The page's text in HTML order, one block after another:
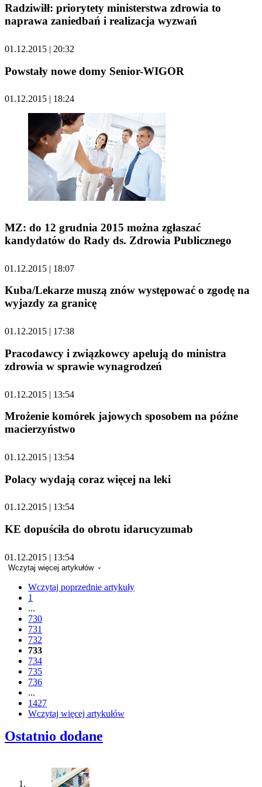
Radziwiłł: priorytety ministerstwa zdrowia to
naprawa zaniedbań i realizacja wyzwań
01.12.2015 | 20:32
Powstały nowe domy Senior-WIGOR
01.12.2015 | 18:24
MZ: do 12 grudnia 2015 można zgłaszać
kandydatów do Rady ds. Zdrowia Publicznego
01.12.2015 | 18:07
Kuba/Lekarze muszą znów występować o zgodę na
wyjazdy za granicę
01.12.2015 | 17:38
Pracodawcy i związkowcy apelują do ministra
zdrowia w sprawie wynagrodzeń
01.12.2015 | 13:54
Mrożenie komórek jajowych sposobem na późne
macierzyństwo
01.12.2015 | 13:54
Polacy wydają coraz więcej na leki
01.12.2015 | 13:54
KE dopuściła do obrotu idarucyzumab
01.12.2015 | 13:54
Wczytaj więcej artykułów
Wczytaj poprzednie artykuły
1
...
730
731
732
733
734
735
736
...
1427
Wczytaj więcej artykułów
Ostatnio dodane